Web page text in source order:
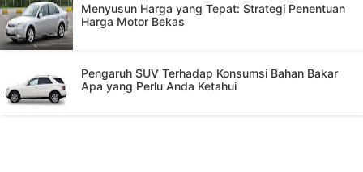
Menyusun Harga yang Tepat: Strategi Penentuan
Harga Motor Bekas
Pengaruh SUV Terhadap Konsumsi Bahan Bakar
Apa yang Perlu Anda Ketahui